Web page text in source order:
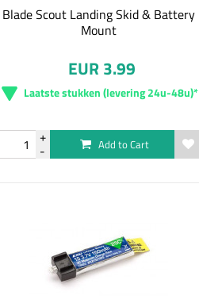
Blade Scout Landing Skid & Battery
Mount
EUR 3.99
Laatste stukken (levering 24u-48u)*
Add to Cart